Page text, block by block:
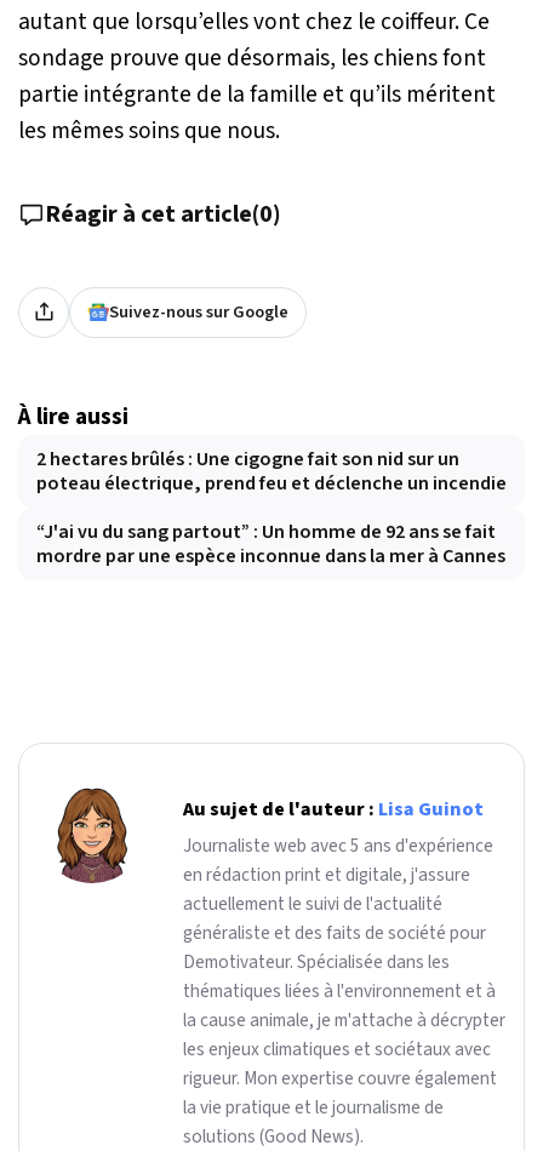
autant que lorsqu’elles vont chez le coiffeur. Ce
sondage prouve que désormais, les chiens font
partie intégrante de la famille et qu’ils méritent
les mêmes soins que nous.
Réagir à cet article(0)
Suivez-nous sur Google
À lire aussi
2 hectares brûlés : Une cigogne fait son nid sur un
poteau électrique, prend feu et déclenche un incendie
“J'ai vu du sang partout” : Un homme de 92 ans se fait
mordre par une espèce inconnue dans la mer à Cannes
Au sujet de l'auteur : Lisa Guinot
Journaliste web avec 5 ans d'expérience
en rédaction print et digitale, j'assure
actuellement le suivi de l'actualité
généraliste et des faits de société pour
Demotivateur. Spécialisée dans les
thématiques liées à l'environnement et à
la cause animale, je m'attache à décrypter
les enjeux climatiques et sociétaux avec
rigueur. Mon expertise couvre également
la vie pratique et le journalisme de
solutions (Good News).